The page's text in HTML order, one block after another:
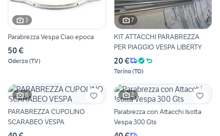
3
Parabrezza Vespa Ciao epoca
50 €
Oderzo(TV)
7
KIT ATTACCHI PARABREZZA
PER PIAGGIO VESPA LIBERTY
20 €
Torino(TO)
8
PARABREZZA CUPOLINO
SCARABEO VESPA
2
Parabrezza con Attacchi Isotta
Vespa 300 Gts